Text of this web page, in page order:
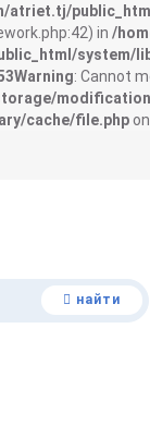
atriet.tj/
in /
system/
Warning: Cannot
cache/file.php
найти